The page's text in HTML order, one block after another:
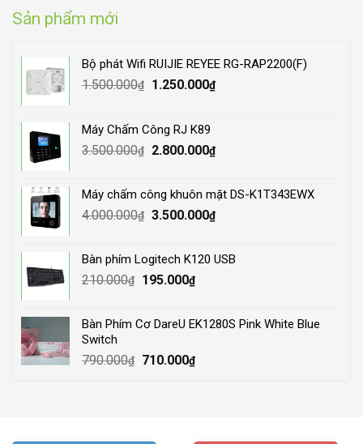
Sản phẩm mới
Bộ phát Wifi RUIJIE REYEE RG-RAP2200(F)
1.500.000₫
Original
1.500.000₫.
1.250.000₫Current
Máy Chấm Công RJ K89
3.500.000₫
Original
3.500.000₫.
2.800.000₫Current
2.800.000₫.
Máy chấm công khuôn mặt DS-K1T343EWX
4.000.000₫ Original
4.000.000₫.
3.500.000₫Current
3.500.000₫.
Bàn phím Logitech K120 USB
210.000₫
Original
210.000₫.
195.000₫Current
195.000₫.
Bàn Phím Cơ DareU EK1280S Pink White Blue
Switch
790.000₫
Original
710.000₫Current